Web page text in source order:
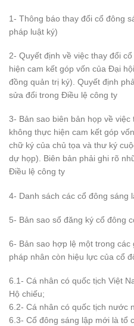
1- Thông báo thay đổi cổ đông
pháp luật ký)
2- Quyết định về việc thay đổi
hiện cam kết góp vốn của Đại
đồng quản trị ký). Quyết định
sửa đổi trong Điều lệ công ty
3- Bản sao biên bản họp về
không thực hiện cam kết góp
chữ ký của chủ tọa và thư ký
dự họp). Biên bản phải ghi rõ
Điều lệ công ty
4- Danh sách các cổ đông sáng
5- Bản sao sổ đăng ký cổ đông
6- Bản sao hợp lệ một trong
pháp nhân còn hiệu lực của cổ
6.1- Cá nhân có quốc tịch Việt
Hộ chiếu;
6.2- Cá nhân có quốc tịch nước
6.3- Cổ đông sáng lập mới là tổ